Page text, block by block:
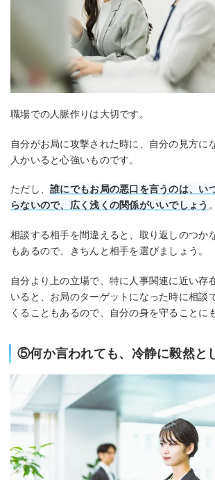
職場での人脈作りは大切です。
自分がお局に攻撃された時に、自分の見方に
人かいると心強いものです。
ただし、誰にでもお局の悪口を言うのは、い
らないので、広く浅くの関係がいいでしょう 。
相談する相手を間違えると、取り返しのつか
もあるので、きちんと相手を選びましょう。
自分より上の立場で、特に人事関連に近い存
いると、お局のターゲットになった時に相談
くることもあるので、自分の身を守ることに
⑤何か言われても、冷静に毅然と